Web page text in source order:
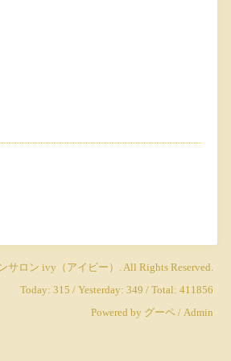
サロン ivy（アイビー）
. All Rights Reserved.
Today: 315 / Yesterday: 349 / Total: 411856
Powered by グーペ / Admin